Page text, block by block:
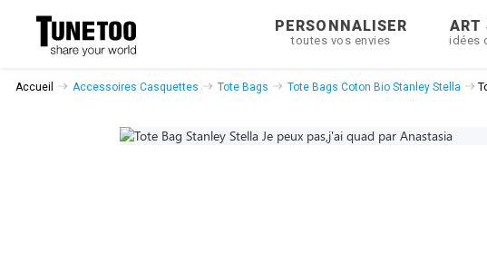
PERSONNALISER
toutes vos envies
ART
idées
Accueil Accessoires Casquettes Tote Bags Tote Bags Coton Bio Stanley Stella